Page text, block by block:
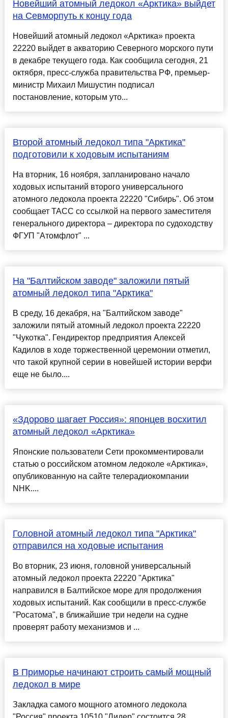
Новейший атомный ледокол «Арктика» выйдет
на Севморпуть к концу года
Новейший атомный ледокол «Арктика» проекта
22220 выйдет в акваторию Северного морского пути
в декабре текущего года. Как сообщила сегодня, 21
октября, пресс-служба правительства РФ, премьер-
министр Михаил Мишустин подписал
постановление, которым уто...
Второй атомный ледокол типа "Арктика"
подготовили к ходовым испытаниям
На вторник, 16 ноября, запланировано начало
ходовых испытаний второго универсального
атомного ледокола проекта 22220 "Сибирь". Об этом
сообщает ТАСС со ссылкой на первого заместителя
генерального директора – директора по судоходству
ФГУП "Атомфлот" ...
На "Балтийском заводе" заложили пятый
атомный ледокол типа "Арктика"
В среду, 16 декабря, на "Балтийском заводе"
заложили пятый атомный ледокол проекта 22220
"Чукотка". Гендиректор предприятия Алексей
Кадилов в ходе торжественной церемонии отметил,
что такой крупной серии в новейшей истории верфи
еще не было....
«Здорово шагает Россия»: японцев восхитил
атомный ледокол «Арктика»
Японские пользователи Сети прокомментировали
статью о российском атомном ледоколе «Арктика»,
опубликованную на сайте телерадиокомпании
NHK....
Головной атомный ледокол типа "Арктика"
отправился на ходовые испытания
Во вторник, 23 июня, головной универсальный
атомный ледокол проекта 22220 "Арктика"
направился в Балтийское море для продолжения
ходовых испытаний. Как сообщили в пресс-службе
"Росатома", в ближайшие три недели на судне
проверят работу механизмов и ...
В Приморье начинают строить самый мощный
ледокол в мире
Закладка самого мощного атомного ледокола